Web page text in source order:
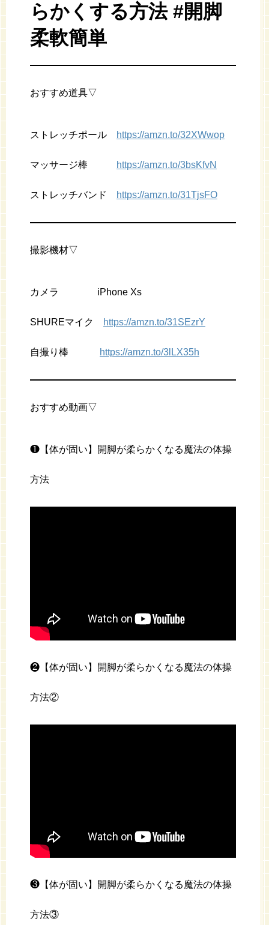
らかくする方法 #開脚
柔軟簡単
おすすめ道具▽
ストレッチポール https://amzn.to/32XWwop
マッサージ棒 https://amzn.to/3bsKfvN
ストレッチバンド https://amzn.to/31TjsFO
撮影機材▽
カメラ iPhone Xs
SHUREマイク https://amzn.to/31SEzrY
自撮り棒 https://amzn.to/3lLX35h
おすすめ動画▽
❶【体が固い】開脚が柔らかくなる魔法の体操
方法
❷【体が固い】開脚が柔らかくなる魔法の体操
方法②
❸【体が固い】開脚が柔らかくなる魔法の体操
方法③